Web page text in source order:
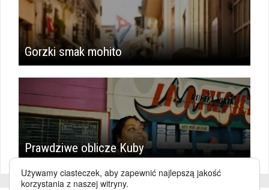
Gorzki smak mohito
Prawdziwe oblicze Kuby
Używamy ciasteczek, aby zapewnić najlepszą jakość
korzystania z naszej witryny.